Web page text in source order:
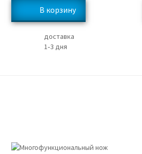
доставка
1‑3 дня